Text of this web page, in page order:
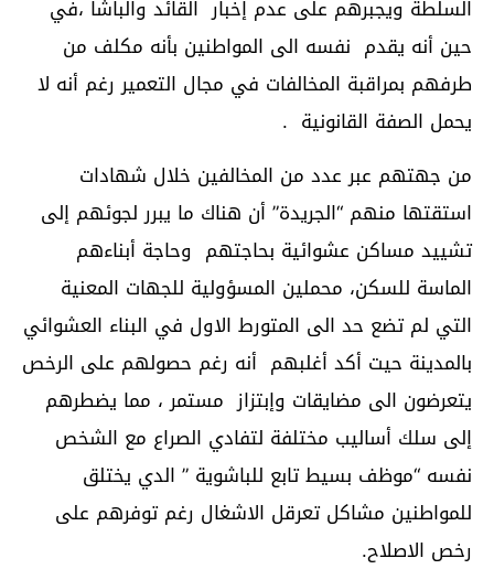
السلطة ويجبرهم على عدم إخبار القائد والباشا ،في
حين أنه يقدم نفسه الى المواطنين بأنه مكلف من
طرفهم بمراقبة المخالفات في مجال التعمير رغم أنه لا
يحمل الصفة القانونية .
من جهتهم عبر عدد من المخالفين خلال شهادات
استقتها منهم “الجريدة” أن هناك ما يبرر لجوئهم إلى
تشييد مساكن عشوائية بحاجتهم وحاجة أبناءهم
الماسة للسكن، محملين المسؤولية للجهات المعنية
التي لم تضع حد الى المتورط الاول في البناء العشوائي
بالمدينة حيت أكد أغلبهم أنه رغم حصولهم على الرخص
يتعرضون الى مضايقات وإبتزاز مستمر ، مما يضطرهم
إلى سلك أساليب مختلفة لتفادي الصراع مع الشخص
نفسه “موظف بسيط تابع للباشوية ” الدي يختلق
للمواطنين مشاكل تعرقل الاشغال رغم توفرهم على
رخص الاصلاح.